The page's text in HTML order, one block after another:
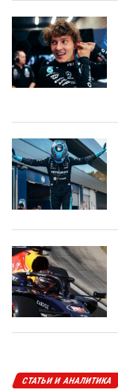
СТАТЬИ И АНАЛИТИКА